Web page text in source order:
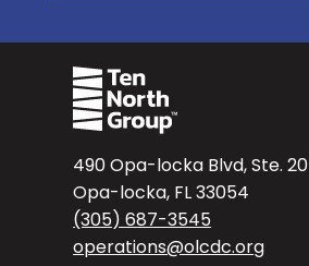
490 Opa-locka Blvd, Ste. 20
Opa-locka, FL 33054
(305) 687-3545
operations@olcdc.org